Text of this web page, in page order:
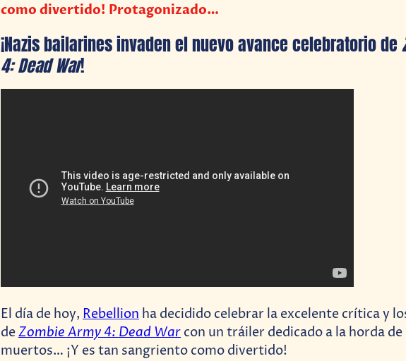
como divertido! Protagonizado…
¡Nazis bailarines invaden el nuevo avance celebratorio de
4: Dead War!
El día de hoy, Rebellion ha decidido celebrar la excelente crítica y
deZombie Army 4: Dead War con un tráiler dedicado a la horda
muertos… ¡Y es tan sangriento como divertido!